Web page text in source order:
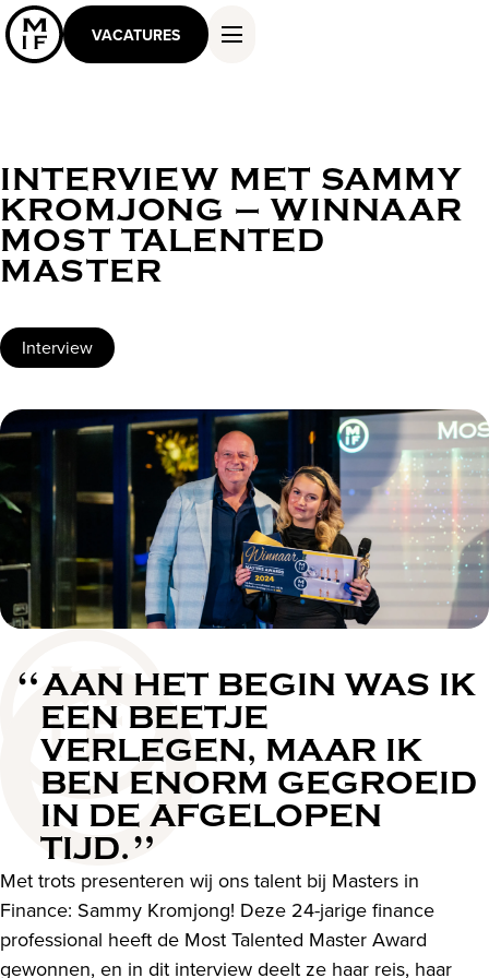
VACATURES
DIENSTEN EN OPLOSSINGEN
WERKEN ALS MASTER
KENNIS EN INSPIRATIE
OVER ONS
INTERVIEW MET SAMMY
KROMJONG – WINNAAR
MOST TALENTED
MASTER
Interview
AAN HET BEGIN WAS IK
EEN BEETJE
VERLEGEN, MAAR IK
BEN ENORM GEGROEID
IN DE AFGELOPEN
TIJD.
Met trots presenteren wij ons talent bij Masters in
Finance: Sammy Kromjong! Deze 24-jarige finance
professional heeft de Most Talented Master Award
gewonnen, en in dit interview deelt ze haar reis, haar